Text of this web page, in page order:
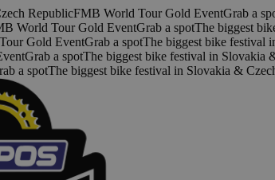
RepublicFMB World Tour Gold EventGrab a
World Tour Gold EventGrab a spotThe biggest
Gold EventGrab a spotThe biggest bike festival
Grab a spotThe biggest bike festival in Slovakia
a spotThe biggest bike festival in Slovakia &